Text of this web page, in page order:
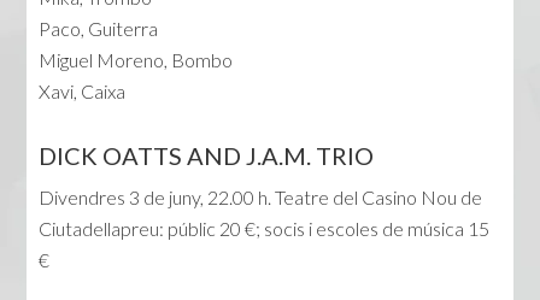
Paco, Guiterra
Miguel Moreno, Bombo
Xavi, Caixa
DICK OATTS AND J.A.M. TRIO
Divendres 3 de juny, 22.00 h. Teatre del Casino Nou de
Ciutadellapreu: públic 20 €; socis i escoles de música 15
€